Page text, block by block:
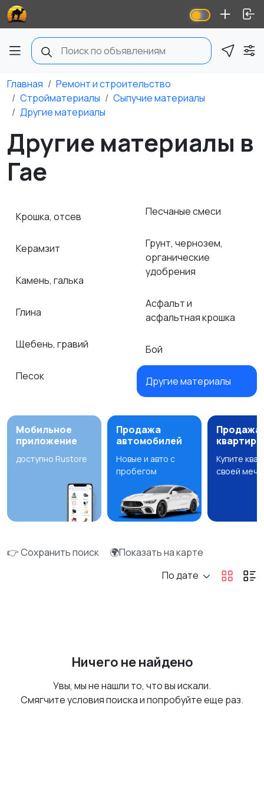
Главная
Ремонт и строительство
Стройматериалы
Сыпучие материалы
Другие материалы
Другие материалы в
Гае
Крошка, отсев
Керамзит
Камень, галька
Глина
Щебень, гравий
Песок
Песчаные смеси
Грунт, чернозем,
органические
удобрения
Асфальт и
асфальтная крошка
Бой
Другие материалы
Мобильное
приложение
доступно Rustore
Продажа
автомобилей
Новые и авто с
пробегом
Продажа
квартир
Купите
своей
👉 Сохранить поиск
🌍Показать на карте
По дате
Ничего не найдено
Увы, мы не нашли то, что вы искали.
Смягчите условия поиска и попробуйте еще раз.